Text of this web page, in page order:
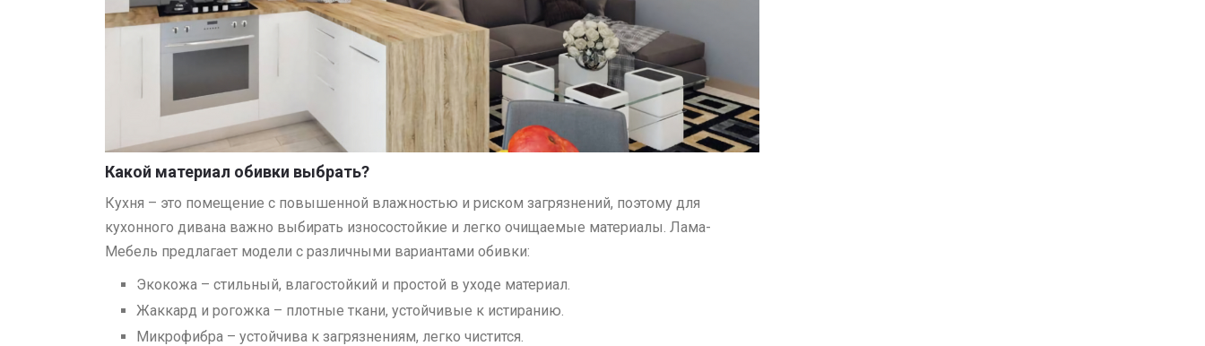
Какой материал обивки выбрать?
Кухня – это помещение с повышенной влажностью и риском загрязнений, поэтому для
кухонного дивана важно выбирать износостойкие и легко очищаемые материалы. Лама-
Мебель предлагает модели с различными вариантами обивки:
Экокожа – стильный, влагостойкий и простой в уходе материал.
Жаккард и рогожка – плотные ткани, устойчивые к истиранию.
Микрофибра – устойчива к загрязнениям, легко чистится.